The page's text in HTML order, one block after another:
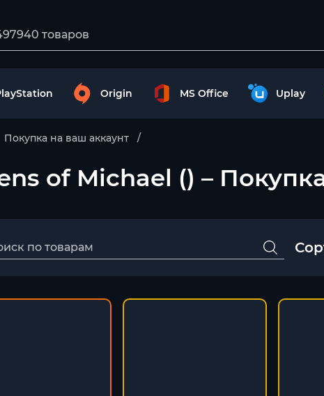
Origin MS Office Uplay
Покупка на ваш аккаунт
of Michael () –